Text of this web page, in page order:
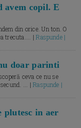
avem copil. E
din orice. Un ton. O
trecuta.... |Raspunde |
doar parinti
ceva ce nu se
... |Raspunde |
plutesc in aer